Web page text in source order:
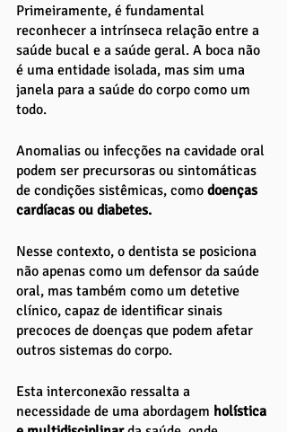
Primeiramente, é fundamental
reconhecer a intrínseca relação entre a
saúde bucal e a saúde geral. A boca não
é uma entidade isolada, mas sim uma
janela para a saúde do corpo como um
todo.
Anomalias ou infecções na cavidade oral
podem ser precursoras ou sintomáticas
de condições sistêmicas, como doenças
cardíacas ou diabetes.
Nesse contexto, o dentista se posiciona
não apenas como um defensor da saúde
oral, mas também como um detetive
clínico, capaz de identificar sinais
precoces de doenças que podem afetar
outros sistemas do corpo.
Esta interconexão ressalta a
necessidade de uma abordagem holística